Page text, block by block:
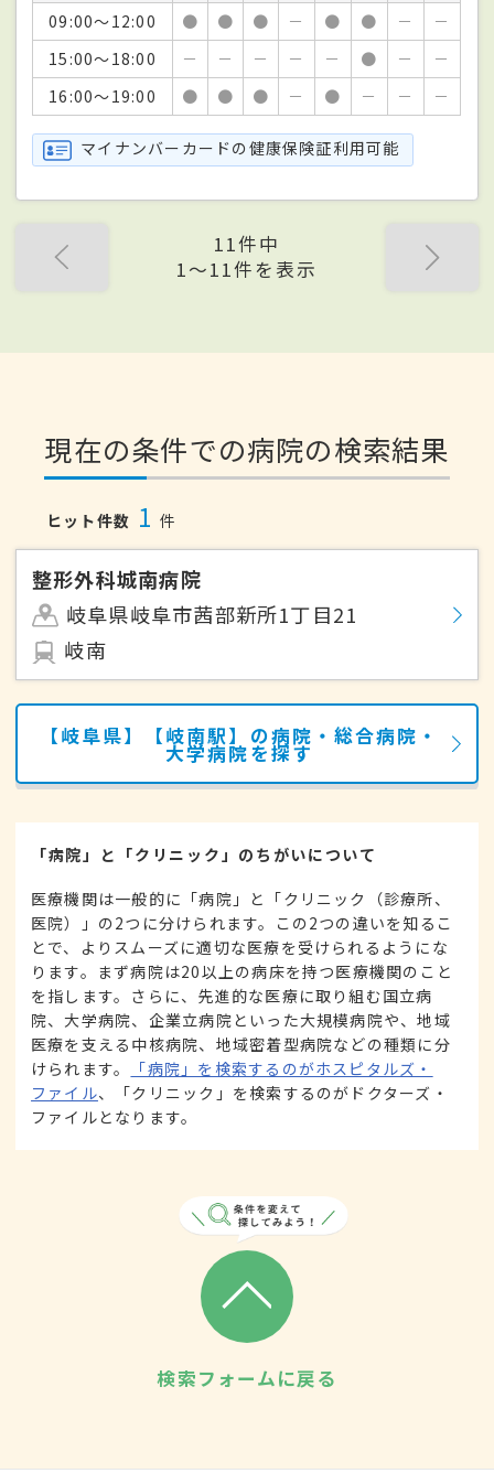
09:00～12:00
● ● ● － ● ● －
－
15:00～18:00
－ － － － － ● －
－
16:00～19:00
● ● ● － ● － － －
マイナンバーカードの健康保険証利用可能
11件中
1〜11件を表示
現在の条件での病院の検索結果
ヒット件数 1 件
整形外科城南病院
岐阜県岐阜市茜部新所1丁目21
岐南
【岐阜県】【岐南駅】の病院・総合病院・
大学病院を探す
「病院」と「クリニック」のちがいについて
医療機関は一般的に「病院」と「クリニック（診療所、
医院）」の2つに分けられます。この2つの違いを知るこ
とで、よりスムーズに適切な医療を受けられるようにな
ります。まず病院は20以上の病床を持つ医療機関のこと
を指します。さらに、先進的な医療に取り組む国立病
院、大学病院、企業立病院といった大規模病院や、地域
医療を支える中核病院、地域密着型病院などの種類に分
けられます。
「病院」を検索するのがホスピタルズ・
ファイル、「クリニック」を検索するのがドクターズ・
ファイルとなります。
検索フォームに戻る